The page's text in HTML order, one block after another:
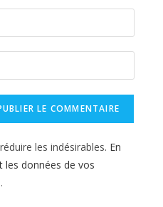
les indésirables. En
les données de vos
.